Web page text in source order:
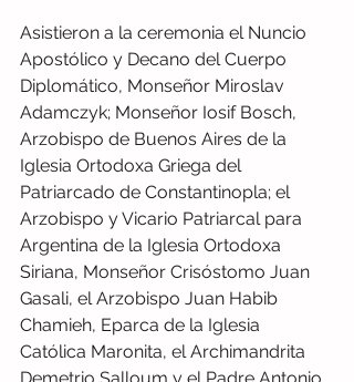
Asistieron a la ceremonia el Nuncio
Apostólico y Decano del Cuerpo
Diplomático, Monseñor Miroslav
Adamczyk; Monseñor Iosif Bosch,
Arzobispo de Buenos Aires de la
Iglesia Ortodoxa Griega del
Patriarcado de Constantinopla; el
Arzobispo y Vicario Patriarcal para
Argentina de la Iglesia Ortodoxa
Siriana, Monseñor Crisóstomo Juan
Gasali, el Arzobispo Juan Habib
Chamieh, Eparca de la Iglesia
Católica Maronita, el Archimandrita
Demetrio Salloum y el Padre Antonio